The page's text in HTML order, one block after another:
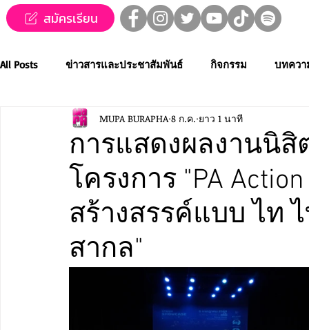
สมัครเรียน
All Posts ข่าวสารและประชาสัมพันธ์ กิจกรรม บทควา
ข่าวทุนการศึกษา MUPA ชวนชม👀🍿 MUPA On
Western Music Applied Performing Art Creative Thai
การประชุมวิชาการและงาน
การแสดงผลงานนิสิ
โครงการ "PA
สร้างสรรค์แบบ ไท
สากล"
MUPA BURAPHA 8 ก.ค. ยาว 1 นาที